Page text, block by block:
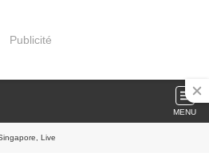
Publicité
MENU
Live